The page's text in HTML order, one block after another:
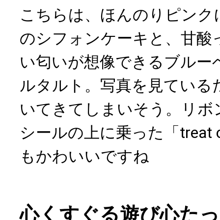
こちらは、ほんのりピン
のシフォンケーキと、甘酸
い匂いが想像できるブルー
ルタルト。写真を見ている
いてきてしまいそう。リ
シールの上に乗った「treat
もかわいいですね
心くすぐる遊び心た